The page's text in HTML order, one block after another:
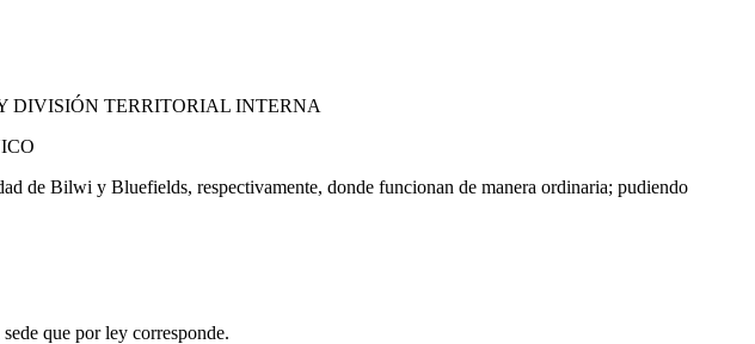
DIVISIÓN TERRITORIAL INTERNA
de Bilwi y Bluefields, respectivamente, donde funcionan de manera ordinaria; pudiendo
que por ley corresponde.